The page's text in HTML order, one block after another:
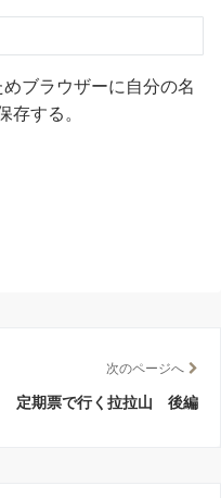
ブラウザーに自分の名
存する。
次のページへ
定期票で行く拉拉山 後編